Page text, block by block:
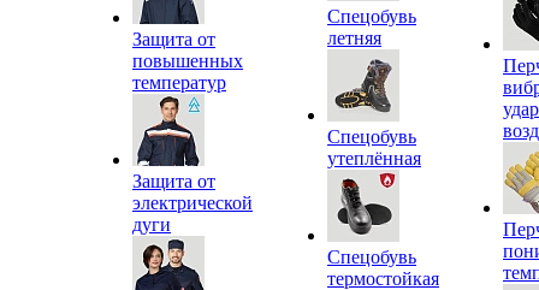
Защита от
повышенных
температур
Защита от
электрической
дуги
Спецобувь
летняя
Спецобувь
утеплённая
Спецобувь
термостойкая